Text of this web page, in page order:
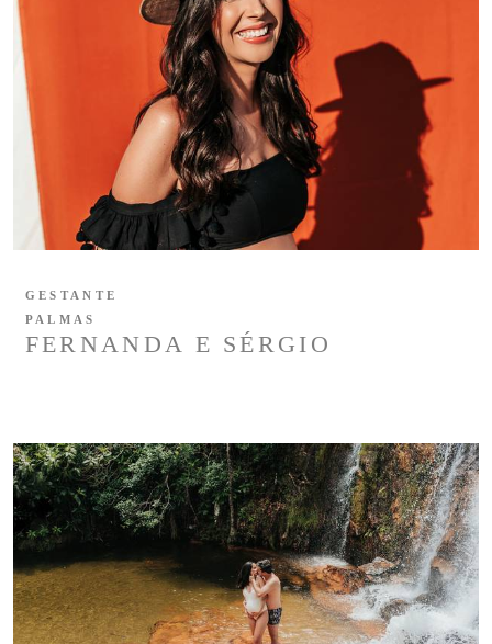
FERNANDA E SÉRGIO
GESTANTE
PALMAS